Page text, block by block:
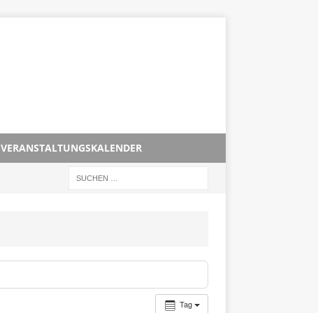
VERANSTALTUNGSKALENDER
Tag